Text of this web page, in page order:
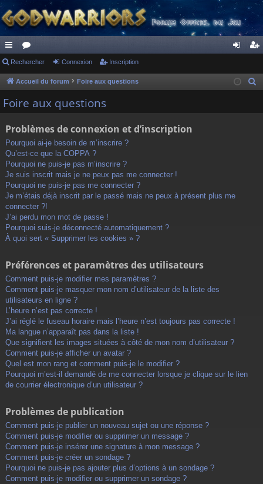
ac
co
ur
s
or
u ne cri
Rechercher Connexion Inscription
Accueil du forum Foire aux questions
Foire aux questions
Problèmes de connexion et d’inscription
Pourquoi ai-je besoin de m’inscrire ?
Qu’est-ce que la COPPA ?
Pourquoi ne puis-je pas m’inscrire ?
Je suis inscrit mais je ne peux pas me connecter !
Pourquoi ne puis-je pas me connecter ?
Je m’étais déjà inscrit par le passé mais ne peux à présent plus me
connecter ?!
J’ai perdu mon mot de passe !
Pourquoi suis-je déconnecté automatiquement ?
À quoi sert « Supprimer les cookies » ?
Préférences et paramètres des utilisateurs
Comment puis-je modifier mes paramètres ?
Comment puis-je masquer mon nom d’utilisateur de la liste des
utilisateurs en ligne ?
L’heure n’est pas correcte !
J’ai réglé le fuseau horaire mais l’heure n’est toujours pas correcte !
Ma langue n’apparaît pas dans la liste !
Que signifient les images situées à côté de mon nom d’utilisateur ?
Comment puis-je afficher un avatar ?
Quel est mon rang et comment puis-je le modifier ?
Pourquoi m’est-il demandé de me connecter lorsque je clique sur le lien
de courrier électronique d’un utilisateur ?
Problèmes de publication
Comment puis-je publier un nouveau sujet ou une réponse ?
Comment puis-je modifier ou supprimer un message ?
Comment puis-je insérer une signature à mon message ?
Comment puis-je créer un sondage ?
Pourquoi ne puis-je pas ajouter plus d’options à un sondage ?
Comment puis-je modifier ou supprimer un sondage ?